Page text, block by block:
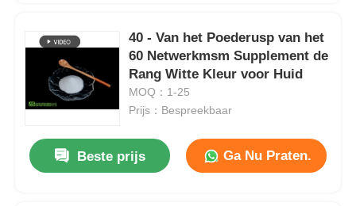
40 - Van het Poederusp van het
60 Netwerkmsm Supplement de
Rang Witte Kleur voor Huid
MOQ：1-25
Prijs：Bespreekbaar
Beste prijs Ga Nu Praten.